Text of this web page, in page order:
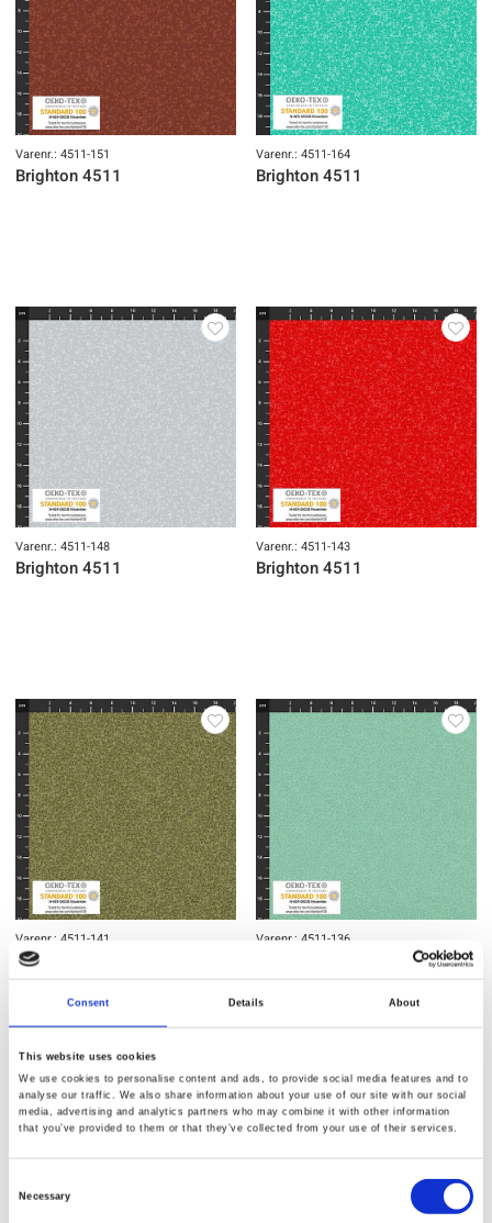
Consent Details About
This website uses cookies
We use cookies to personalise content and ads, to provide social media features and to
analyse our traffic. We also share information about your use of our site with our social
media, advertising and analytics partners who may combine it with other information
that you’ve provided to them or that they’ve collected from your use of their services.
Necessary
Varenr.: 4511-151
Brighton 4511
Varenr.: 4511-164
Brighton 4511
Varenr.: 4511-148
Brighton 4511
Varenr.: 4511-143
Brighton 4511
Varenr.: 4511-141 Varenr.: 4511-136